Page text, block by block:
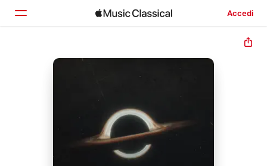
Accedi
Home